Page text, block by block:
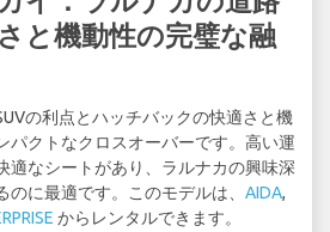
と機動性の完璧な融
の利点とハッチバックの快適さと機
パクトなクロスオーバーです。高い運
適なシートがあり、ラルナカの興味深
のに最適です。このモデルは、 AIDA,
からレンタルできます。